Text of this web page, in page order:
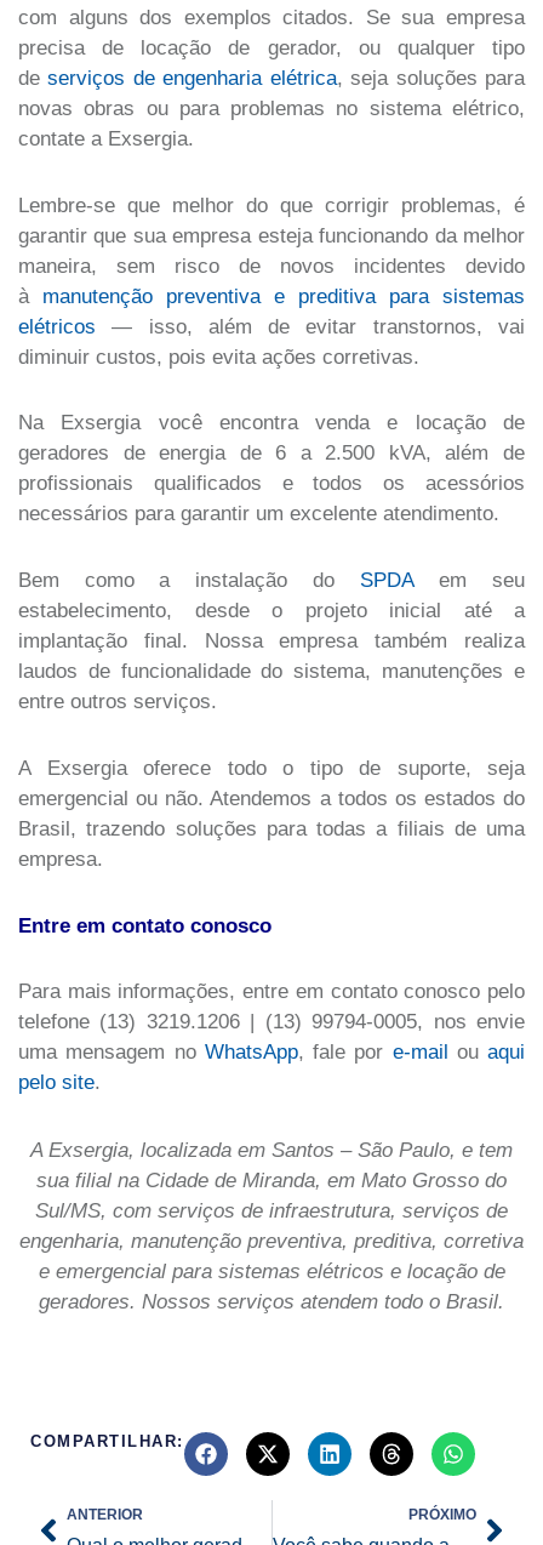
com alguns dos exemplos citados. Se sua empresa
precisa de locação de gerador, ou qualquer tipo
deserviços de engenharia elétrica, seja soluções para
novas obras ou para problemas no sistema elétrico,
contate a Exsergia.
Lembre-se que melhor do que corrigir problemas, é
garantir que sua empresa esteja funcionando da melhor
maneira, sem risco de novos incidentes devido
à manutenção preventiva e preditiva para sistemas
elétricos — isso, além de evitar transtornos, vai
diminuir custos, pois evita ações corretivas.
Na Exsergia você encontra venda e locação de
geradores de energia de 6 a 2.500 kVA, além de
profissionais qualificados e todos os acessórios
necessários para garantir um excelente atendimento.
Bem como a instalação do SPDAem seu
estabelecimento, desde o projeto inicial até a
implantação final. Nossa empresa também realiza
laudos de funcionalidade do sistema, manutenções e
entre outros serviços.
A Exsergia oferece todo o tipo de suporte, seja
emergencial ou não. Atendemos a todos os estados do
Brasil, trazendo soluções para todas a filiais de uma
empresa.
Entre em contato conosco
Para mais informações, entre em contato conosco pelo
telefone (13) 3219.1206 | (13) 99794-0005, nos envie
uma mensagem no WhatsApp, fale por e-mail ou aqui
pelo site.
A Exsergia, localizada em Santos – São Paulo, e tem
sua filial na Cidade de Miranda, em Mato Grosso do
Sul/MS, com serviços de infraestrutura, serviços de
engenharia, manutenção preventiva, preditiva, corretiva
e emergencial para sistemas elétricos e locação de
geradores. Nossos serviços atendem todo o Brasil.
COMPARTILHAR:
Prev
ANTERIOR PRÓXIMO